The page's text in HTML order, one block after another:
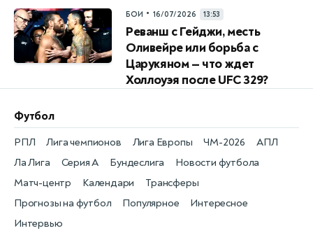
БОИ • 16/07/2026 13:53
Реванш с Гейджи, месть
Оливейре или борьба с
Царукяном — что ждет
Холлоуэя после UFC 329?
Футбол
Новости футбола
РПЛ
Матч-центр
Лига чемпионов
Календари
Лига Европы
Трансферы
ЧМ-2026
Прогнозы на футбол
АПЛ
Популярное
Ла Лига
Интересное
Серия А
Интервью
Бундеслига